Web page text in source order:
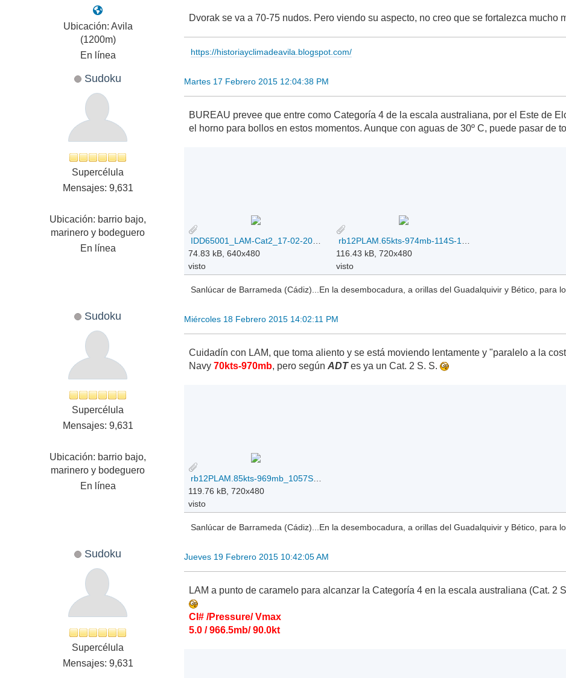
Ubicación: Avila
(1200m)
En línea
Dvorak se va a 70-75 nudos. Pero viendo su aspecto, no creo que se fortalezca mucho
https://historiayclimadeavila.blogspot.com/
Sudoku
Supercélula
Mensajes: 9,631
Ubicación: barrio bajo,
marinero y bodeguero
En línea
Martes 17 Febrero 2015 12:04:38 PM
BUREAU prevee que entre como Categoría 4 de la escala australiana, por el Este de
el horno para bollos en estos momentos. Aunque con aguas de 30º C, puede pasar de
74.83 kB, 640x480
visto
116.43 kB, 720x480
visto
Sanlúcar de Barrameda (Cádiz)...En la desembocadura, a orillas del Guadalquivir y Bético, para
Sudoku
Supercélula
Mensajes: 9,631
Ubicación: barrio bajo,
marinero y bodeguero
En línea
Miércoles 18 Febrero 2015 14:02:11 PM
Cuidadín con LAM, que toma aliento y se está moviendo lentamente y "paralelo a la
Navy70kts-970mb, pero segúnADTes ya un Cat. 2 S. S.
119.76 kB, 720x480
visto
Sanlúcar de Barrameda (Cádiz)...En la desembocadura, a orillas del Guadalquivir y Bético, para
Sudoku
Supercélula
Mensajes: 9,631
Jueves 19 Febrero 2015 10:42:05 AM
LAM a punto de caramelo para alcanzar la Categoría 4 en la escala australiana (Cat. 2
CI# /Pressure/ Vmax
5.0 / 966.5mb/ 90.0kt